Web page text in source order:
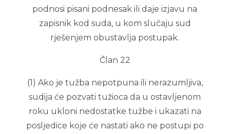
podnosi pisani podnesak ili daje izjavu na
zapisnik kod suda, u kom slučaju sud
rješenjem obustavlja postupak.
Član 22
(1) Ako je tužba nepotpuna ili nerazumljiva,
sudija će pozvati tužioca da u ostavljenom
roku ukloni nedostatke tužbe i ukazati na
posljedice koje će nastati ako ne postupi po